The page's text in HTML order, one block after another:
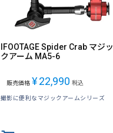
IFOOTAGE Spider Crab マジッ
クアーム MA5-6
販売価格 ¥22,990 税込
撮影に便利なマジックアームシリーズ